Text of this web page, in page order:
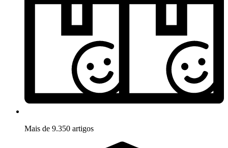
Mais de 9.350 artigos